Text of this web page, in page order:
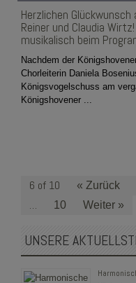
Herzlichen
Reiner und Claudia
musikalisch beim
Nachdem der
Chorleiterin Daniela
Königsvogelschuss am
Königshovener ...
6 of 10 « Zurück
… 10 Weiter »
UNSERE